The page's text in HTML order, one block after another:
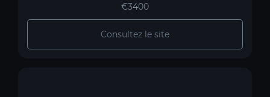
€3400
Consultez le site